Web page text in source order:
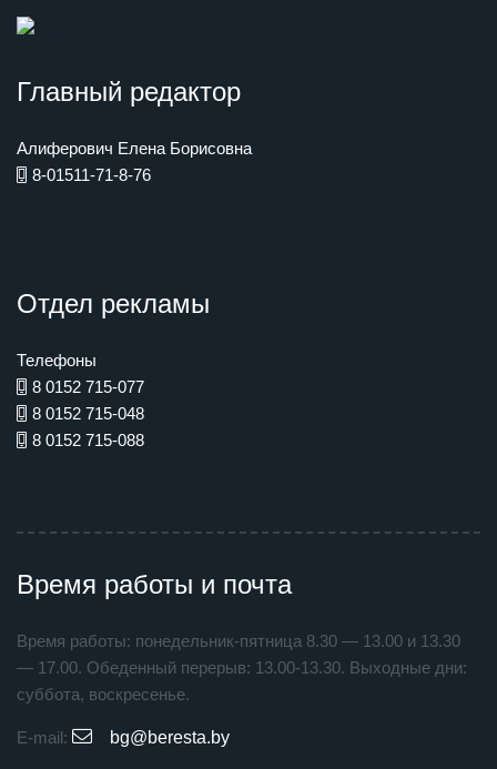
Главный редактор
Алиферович Елена Борисовна
8-01511-71-8-76
Отдел рекламы
Телефоны
8 0152 715-077
8 0152 715-048
8 0152 715-088
Время работы и почта
Время работы: понедельник-пятница 8.30 — 13.00 и 13.30
— 17.00. Обеденный перерыв: 13.00-13.30. Выходные дни:
суббота, воскресенье.
E-mail: bg@beresta.by